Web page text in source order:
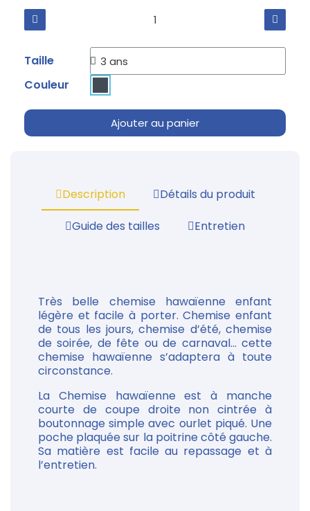
Taille
Couleur
Ajouter au panier
Description
Détails du produit
Guide des tailles
Entretien
Très belle chemise hawaïenne enfant
légère et facile à porter. Chemise enfant
de tous les jours, chemise d’été, chemise
de soirée, de fête ou de carnaval... cette
chemise hawaïenne s’adaptera à toute
circonstance.
La Chemise hawaïenne est à manche
courte de coupe droite non cintrée à
boutonnage simple avec ourlet piqué. Une
poche plaquée sur la poitrine côté gauche.
Sa matière est facile au repassage et à
l’entretien.